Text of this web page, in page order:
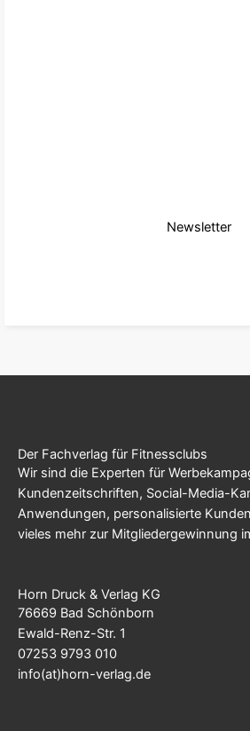
Newsletter
Der Fachverlag für Fitnessclubs
Wir sind die Experten für
Kundenzeitschriften, Social-Media-
Anwendungen, personalisierte
vieles mehr zur Mitgliedergewinnung
Horn Druck & Verlag KG
76669 Bad Schönborn
Ewald-Renz-Str. 1
07253 9793 010
info(at)horn-verlag.de